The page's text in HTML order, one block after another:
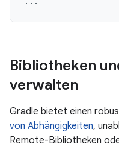
Bibliotheken
verwalten
Gradle bietet einen
von Abhängigkeiten,
Remote-Bibliotheken